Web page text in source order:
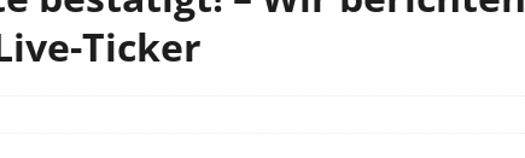
Ticker